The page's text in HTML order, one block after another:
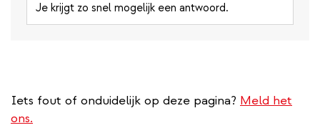
Je krijgt zo snel mogelijk een antwoord.
Iets fout of onduidelijk op deze pagina? Meld het
ons.